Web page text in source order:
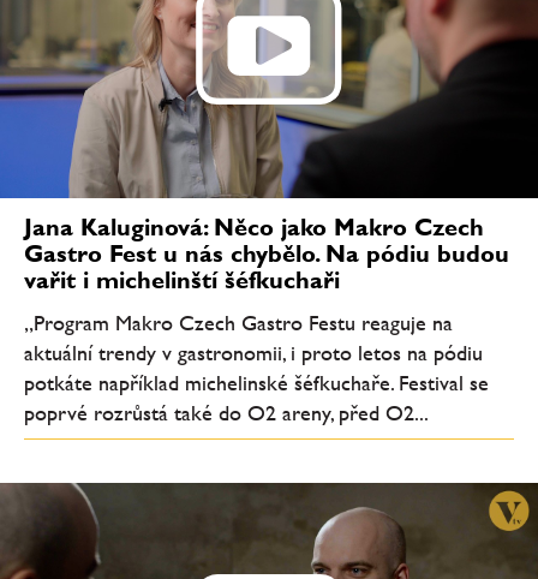
Jana Kaluginová: Něco jako Makro Czech
Gastro Fest u nás chybělo. Na pódiu budou
vařit i michelinští šéfkuchaři
„Program Makro Czech Gastro Festu reaguje na
aktuální trendy v gastronomii, i proto letos na pódiu
potkáte například michelinské šéfkuchaře. Festival se
poprvé rozrůstá také do O2 areny, před O2...